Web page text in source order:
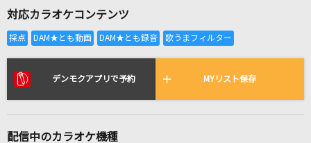
全国りれき
リアルタイムで歌われている曲の一覧
対応カラオケコンテンツ
デンモクアプリで予約 MYリスト保存
配信中のカラオケ機種